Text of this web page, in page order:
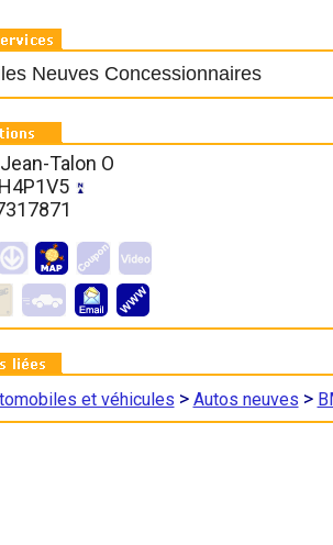
Neuves Concessionnaires
Talon O
et véhicules > Autos neuves >